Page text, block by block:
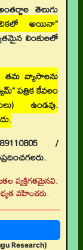
తెలుగు
అయినా"
లింకులలో
తమ వ్యాసాలను
పత్రిక కేవలం
ఉండవు.
/
వ్యక్తిగతమైనవి.
వహించరు.
Research)